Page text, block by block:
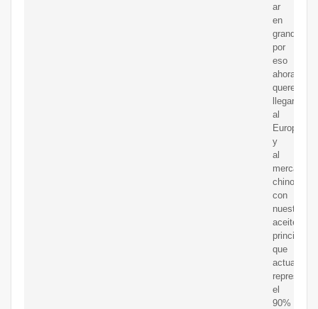
ar
en
grande,
por
eso
ahora
queremos
llegar
al
Europa
y
al
mercado
chino
con
nuestro
aceite
que
representa
el
90%